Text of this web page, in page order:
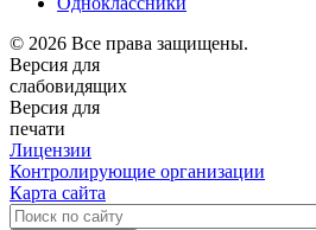
© 2026 Все права защищены.
Версия для
слабовидящих
Версия для
печати
Лицензии
Контролирующие организации
Карта сайта